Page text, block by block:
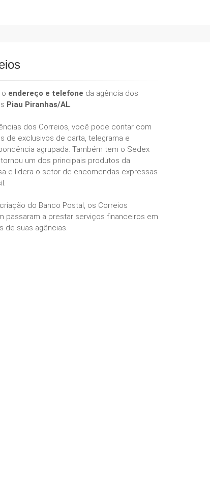
o endereço e telefone da agência dos
Piau Piranhas/AL.
dos Correios, você pode contar com
de exclusivos de carta, telegrama e
agrupada. Também tem o Sedex
um dos principais produtos da
e lidera o setor de encomendas expressas
do Banco Postal, os Correios
passaram a prestar serviços financeiros em
de suas agências.